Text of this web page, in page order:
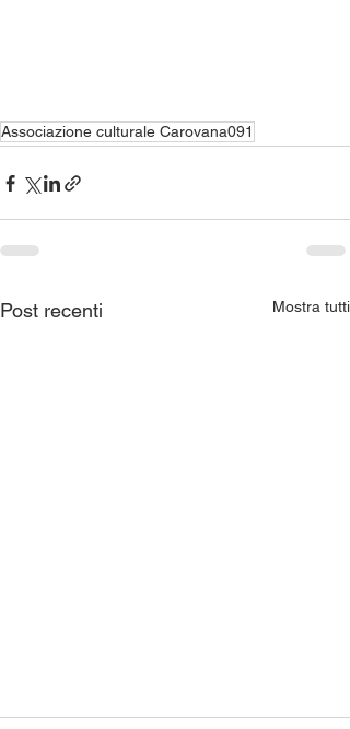
Associazione culturale Carovana091
Post recenti Mostra tutti